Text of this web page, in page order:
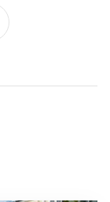
via e-mail